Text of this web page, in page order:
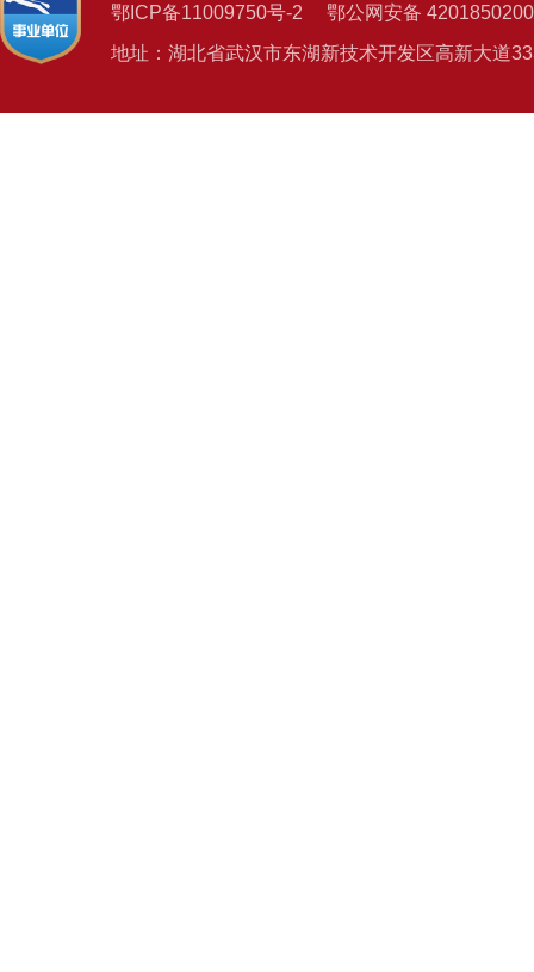
鄂ICP备11009750号-2 鄂公网安备
地址：湖北省武汉市东湖新技术开发区高新大道